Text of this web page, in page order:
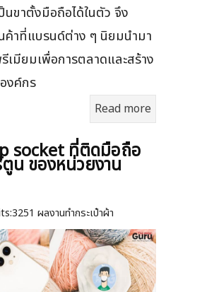
นขาตั้งมือถือได้ในตัว จึง
ค้าที่แบรนด์ต่าง ๆ นิยมนำมา
เมียมเพื่อการตลาดและสร้าง
งค์กร
Read more
socket ที่ติดมือถือ
น ของหน่วยงาน
3251 ผลงานทำกระเป๋าผ้า